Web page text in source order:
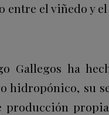
entre el viñedo y
Gallegos ha
hidropónico, su
producción